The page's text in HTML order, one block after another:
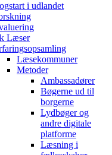
i udlandet
Læser
Læsekommuner
Metoder
Ambassadører
Bøgerne ud til
borgerne
Lydbøger og
andre digitale
platforme
Læsning i